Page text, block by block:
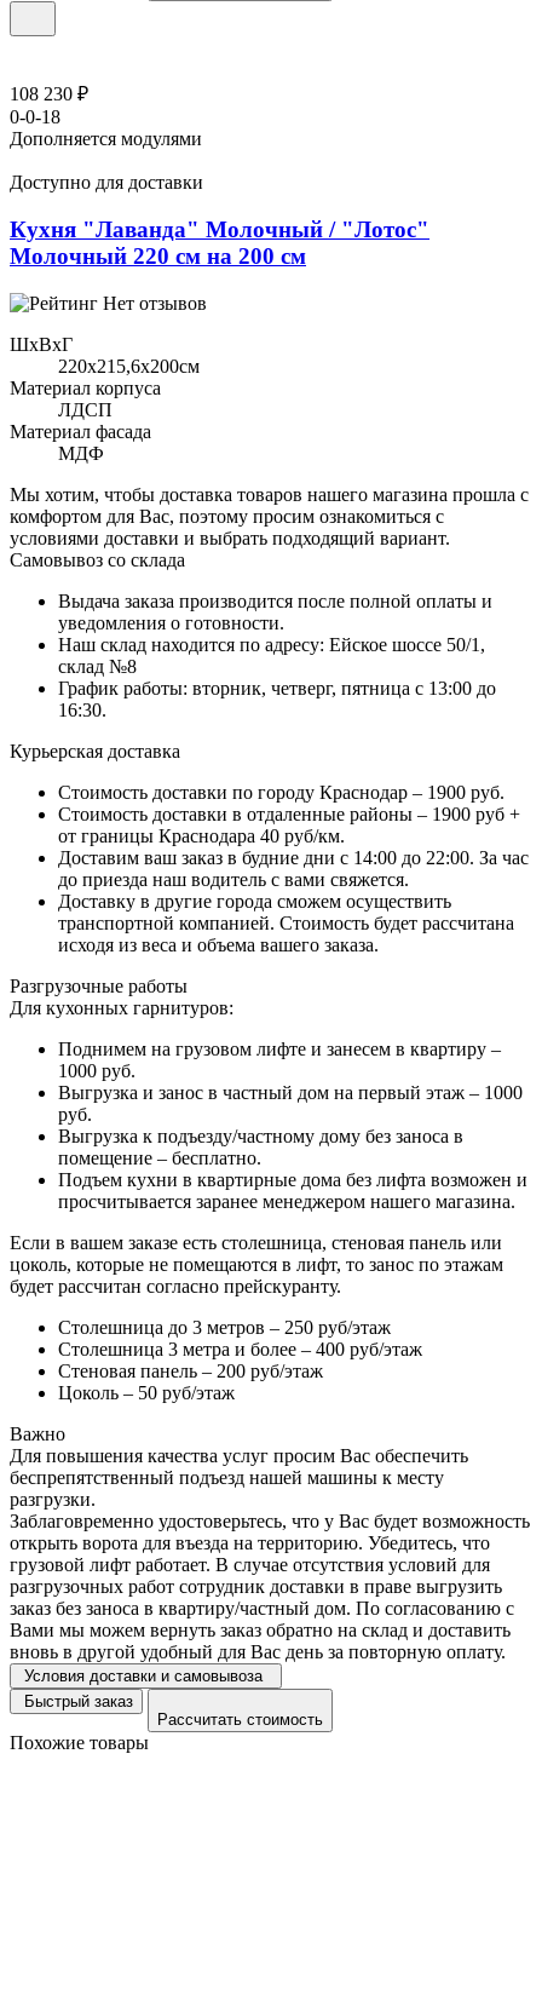
108 230 ₽
0-0-18
Дополняется модулями
Доступно для доставки
Кухня "Лаванда" Молочный / "Лотос"
Молочный 220 см на 200 см
Нет отзывов
ШхВхГ
220x215,6х200см
Материал корпуса
ЛДСП
Материал фасада
МДФ
Мы хотим, чтобы доставка товаров нашего магазина прошла с
комфортом для Вас, поэтому просим ознакомиться с
условиями доставки и выбрать подходящий вариант.
Самовывоз со склада
Выдача заказа производится после полной оплаты и
уведомления о готовности.
Наш склад находится по адресу: Ейское шоссе 50/1,
склад №8
График работы: вторник, четверг, пятница с 13:00 до
16:30.
Курьерская доставка
Стоимость доставки по городу Краснодар – 1900 руб.
Стоимость доставки в отдаленные районы – 1900 руб +
от границы Краснодара 40 руб/км.
Доставим ваш заказ в будние дни с 14:00 до 22:00. За час
до приезда наш водитель с вами свяжется.
Доставку в другие города сможем осуществить
транспортной компанией. Стоимость будет рассчитана
исходя из веса и объема вашего заказа.
Разгрузочные работы
Для кухонных гарнитуров:
Поднимем на грузовом лифте и занесем в квартиру –
1000 руб.
Выгрузка и занос в частный дом на первый этаж – 1000
руб.
Выгрузка к подъезду/частному дому без заноса в
помещение – бесплатно.
Подъем кухни в квартирные дома без лифта возможен и
просчитывается заранее менеджером нашего магазина.
Если в вашем заказе есть столешница, стеновая панель или
цоколь, которые не помещаются в лифт, то занос по этажам
будет рассчитан согласно прейскуранту.
Столешница до 3 метров – 250 руб/этаж
Столешница 3 метра и более – 400 руб/этаж
Стеновая панель – 200 руб/этаж
Цоколь – 50 руб/этаж
Важно
Для повышения качества услуг просим Вас обеспечить
беспрепятственный подъезд нашей машины к месту
разгрузки.
Заблаговременно удостоверьтесь, что у Вас будет возможность
открыть ворота для въезда на территорию. Убедитесь, что
грузовой лифт работает. В случае отсутствия условий для
разгрузочных работ сотрудник доставки в праве выгрузить
заказ без заноса в квартиру/частный дом. По согласованию с
Вами мы можем вернуть заказ обратно на склад и доставить
вновь в другой удобный для Вас день за повторную оплату.
Условия доставки и самовывоза
Быстрый заказ
Рассчитать стоимость
Похожие товары